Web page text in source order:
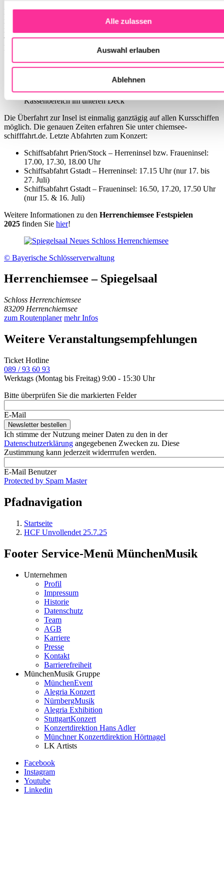
Alle zulassen
Auswahl erlauben
Ablehnen
Das Parken auf dem Parkplatz der Chiemsee-Schifffahrt am Hafen
in Prien/Stock ist für die Gäste der Herrenchiemsee Festspiele auch
vor der Ausfahrt zu entwerten ist.Dabei stehen folgende
Möglichkeiten zur Verfügung:
am Hafen in Prien/Stock zwischen 16.45 und 18.00 Uhr:
auf dem Schiff während der Rückfahrt nach Prien-Stock:
Kassenbereich im unteren Deck
Die Überfahrt zur Insel ist einmalig ganztägig auf allen Kursschiffen
möglich. Die genauen Zeiten erfahren Sie unter chiemsee-
schifffahrt.de. Letzte Abfahrten zum Konzert:
Schiffsabfahrt Prien/Stock – Herreninsel bzw. Fraueninsel:
17.00, 17.30, 18.00 Uhr
Schiffsabfahrt Gstadt – Herreninsel: 17.15 Uhr (nur 17. bis
27. Juli)
Schiffsabfahrt Gstadt – Fraueninsel: 16.50, 17.20, 17.50 Uhr
(nur 15. & 16. Juli)
Weitere Informationen zu den Herrenchiemsee Festspielen
2025 finden Sie hier!
© Bayerische Schlösserverwaltung
Herrenchiemsee – Spiegelsaal
Schloss Herrenchiemsee
83209 Herrenchiemsee
zum Routenplaner mehr Infos
Weitere Veranstaltungsempfehlungen
Ticket Hotline
089 / 93 60 93
Werktags (Montag bis Freitag) 9:00 - 15:30 Uhr
Bitte überprüfen Sie die markierten Felder
E-Mail
Ich stimme der Nutzung meiner Daten zu den in der
Datenschutzerklärung angegebenen Zwecken zu. Diese
Zustimmung kann jederzeit widerrrufen werden.
E-Mail Benutzer
Protected by Spam Master
Pfadnavigation
Startseite
HCF Unvollendet 25.7.25
Footer Service-Menü MünchenMusik
Unternehmen
Profil
Impressum
Historie
Datenschutz
Team
AGB
Karriere
Presse
Kontakt
Barrierefreiheit
MünchenMusik Gruppe
MünchenEvent
Alegria Konzert
NürnbergMusik
Alegria Exhibition
StuttgartKonzert
Konzertdirektion Hans Adler
Münchner Konzertdirektion Hörtnagel
LK Artists
Facebook
Instagram
Youtube
Linkedin